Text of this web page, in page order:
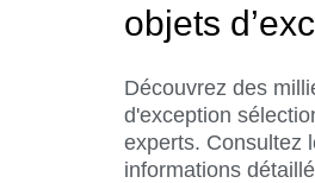
objets
Découvrez des
d'exception
experts. Consultez
informations